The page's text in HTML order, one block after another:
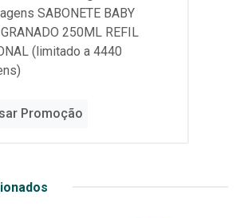
SABONETE BABY
250ML REFIL
(limitado a 4440
Promoção